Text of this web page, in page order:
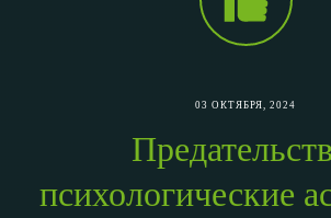
03 ОКТЯБРЯ, 2024
психологические